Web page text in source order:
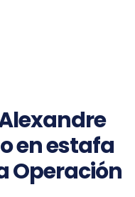
en estafa
Operación